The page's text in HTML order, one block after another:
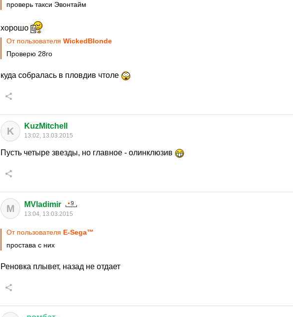
проверь такси Эвонтайм
хорошо
От пользователя WickedBlonde
Проверю 28го
куда собралась в пловдив чтоле
K KuzMitchell
13:02, 13.03.2015
Пусть четыре звезды, но главное - олинклюзив
M MVladimir
13:04, 13.03.2015
От пользователя E-Sega™
простава с них
Реновка плывет, назад не отдает